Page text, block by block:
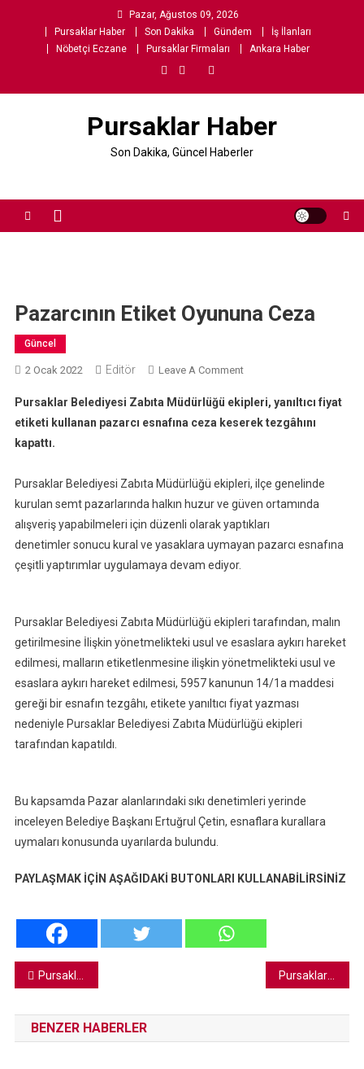
Pazar, Ağustos 09, 2026
Pursaklar Haber
Son Dakika Gündem
İş İlanları
Nöbetçi Eczane
Pursaklar Firmaları Ankara Haber
Pursaklar Haber
Son Dakika, Güncel Haberler
Pazarcının Etiket Oyununa Ceza
Güncel
2 Ocak 2022 Editör Leave A CommentOn
Etiket
Oyununa
Pursaklar Belediyesi Zabıta Müdürlüğü ekipleri, yanıltıcı fiyat
etiketi kullanan pazarcı esnafına ceza keserek tezgâhını
kapattı.
Pursaklar Belediyesi Zabıta Müdürlüğü ekipleri, ilçe genelinde
kurulan semt pazarlarında halkın huzur ve güven ortamında
alışveriş yapabilmeleri için düzenli olarak yaptıkları
denetimler sonucu kural ve yasaklara uymayan pazarcı esnafına
çeşitli yaptırımlar uygulamaya devam ediyor.
Pursaklar Belediyesi Zabıta Müdürlüğü ekipleri tarafından, malın
getirilmesine İlişkin yönetmelikteki usul ve esaslara aykırı hareket
edilmesi, malların etiketlenmesine ilişkin yönetmelikteki usul ve
esaslara aykırı hareket edilmesi, 5957 kanunun 14/1a maddesi
gereği bir esnafın tezgâhı, etikete yanıltıcı fiyat yazması
nedeniyle Pursaklar Belediyesi Zabıta Müdürlüğü ekipleri
tarafından kapatıldı.
Bu kapsamda Pazar alanlarındaki sıkı denetimleri yerinde
inceleyen Belediye Başkanı Ertuğrul Çetin, esnaflara kurallara
uymaları konusunda uyarılarda bulundu.
PAYLAŞMAK İÇİN AŞAĞIDAKİ BUTONLARI KULLANABİLİRSİNİZ
Yazı
gezinmesi
Pursaklar Belediyespor Son Dakika Golü İle Kazandı
BENZER HABERLER